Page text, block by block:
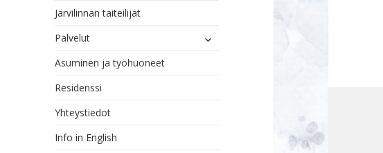
Järvilinnan taiteilijat
Palvelut
näytä
Asuminen ja työhuoneet
Residenssi
Yhteystiedot
Info in English